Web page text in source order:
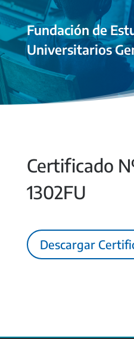
Fundación de
Universitarios
Certificado
1302FU
Descargar